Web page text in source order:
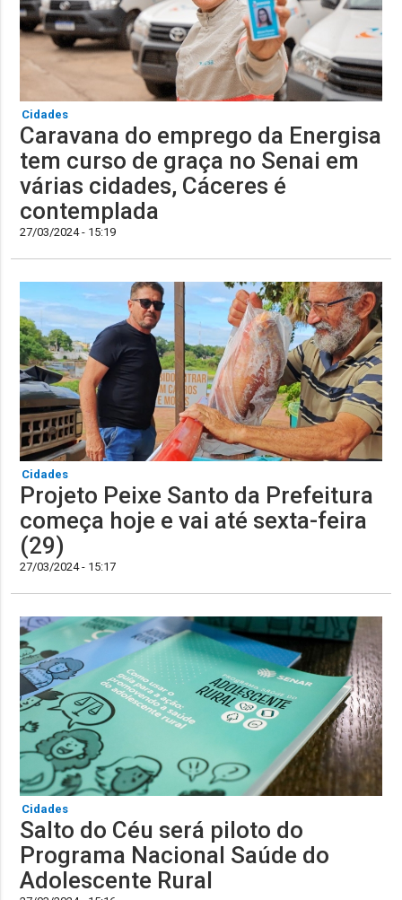
Cidades
Caravana do emprego da Energisa
tem curso de graça no Senai em
várias cidades, Cáceres é
contemplada
27/03/2024 - 15:19
Cidades
Projeto Peixe Santo da Prefeitura
começa hoje e vai até sexta-feira
(29)
27/03/2024 - 15:17
Cidades
Salto do Céu será piloto do
Programa Nacional Saúde do
Adolescente Rural